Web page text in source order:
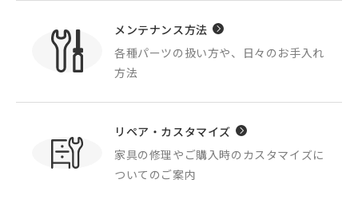
メンテナンス方法
各種パーツの扱い方や、
日々のお手入れ
方法
リペア・カスタマイズ
家具の修理やご購入時の カスタマイズに
ついてのご案内